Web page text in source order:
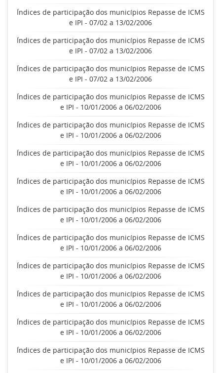
Índices de participação dos municípios Repasse de ICMS
e IPI - 07/02 a 13/02/2006
Índices de participação dos municípios Repasse de ICMS
e IPI - 07/02 a 13/02/2006
Índices de participação dos municípios Repasse de ICMS
e IPI - 07/02 a 13/02/2006
Índices de participação dos municípios Repasse de ICMS
e IPI - 10/01/2006 a 06/02/2006
Índices de participação dos municípios Repasse de ICMS
e IPI - 10/01/2006 a 06/02/2006
Índices de participação dos municípios Repasse de ICMS
e IPI - 10/01/2006 a 06/02/2006
Índices de participação dos municípios Repasse de ICMS
e IPI - 10/01/2006 a 06/02/2006
Índices de participação dos municípios Repasse de ICMS
e IPI - 10/01/2006 a 06/02/2006
Índices de participação dos municípios Repasse de ICMS
e IPI - 10/01/2006 a 06/02/2006
Índices de participação dos municípios Repasse de ICMS
e IPI - 10/01/2006 a 06/02/2006
Índices de participação dos municípios Repasse de ICMS
e IPI - 10/01/2006 a 06/02/2006
Índices de participação dos municípios Repasse de ICMS
e IPI - 10/01/2006 a 06/02/2006
Índices de participação dos municípios Repasse de ICMS
e IPI - 10/01/2006 a 06/02/2006